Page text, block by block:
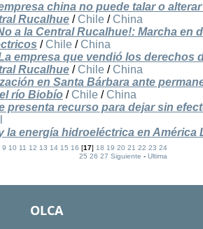
china no puede talar o
Rucalhue / Chile / China
a la Central Rucalhue!: Marcha
/ Chile / China
empresa que vendió los derechos
Rucalhue / Chile / China
en Santa Bárbara ante
río Biobío / Chile / China
presenta recurso para dejar sin
la energía hidroeléctrica en América
9 10 11 12 13 14 15 16 [17]18 19 20 21 22 23 24
25 26 27 Siguiente -Ultima
OLCA